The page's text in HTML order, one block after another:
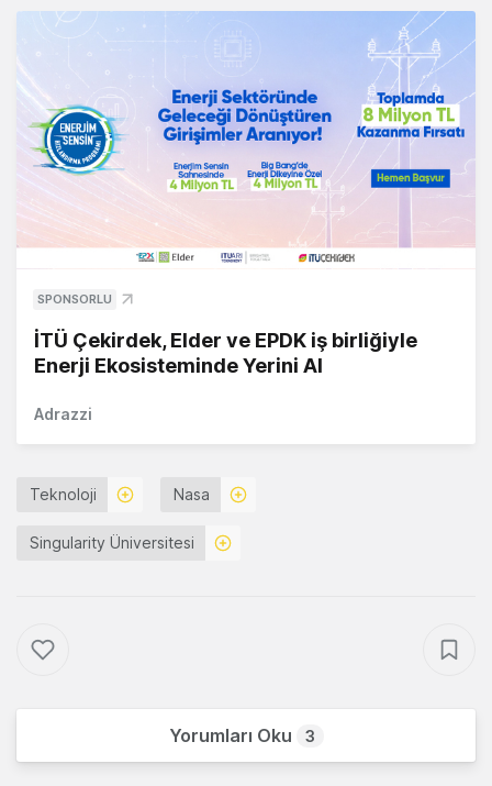
SPONSORLU
İTÜ Çekirdek, Elder ve EPDK iş birliğiyle
Enerji Ekosisteminde Yerini Al
Adrazzi
Teknoloji Nasa
Singularity Üniversitesi
Yorumları Oku 3